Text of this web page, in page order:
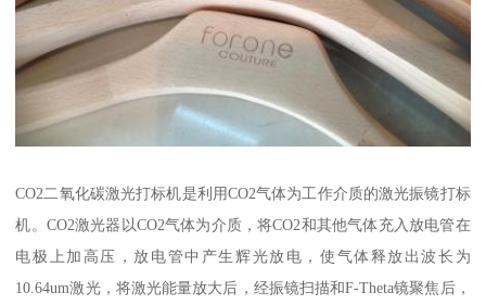
CO2二氧化碳激光打标机是利用CO2气体为工作介质的激光振镜打标
机。CO2激光器以CO2气体为介质，将CO2和其他气体充入放电管在
电极上加高压，放电管中产生辉光放电，使气体释放出波长为
10.64um激光，将激光能量放大后，经振镜扫描和F-Theta镜聚焦后，